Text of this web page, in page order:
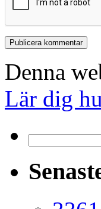
Denna
Lär dig
efter: